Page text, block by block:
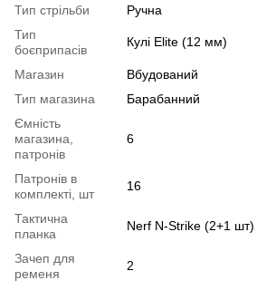
Тип стрільби
Ручна
Тип
боєприпасів
Кулі Elite (12 мм)
Магазин
Вбудований
Тип магазина
Барабанний
Ємність
магазина,
патронів
6
Патронів в
комплекті, шт
16
Тактична
планка
Nerf N-Strike (2+1 шт)
Зачеп для
ременя
2